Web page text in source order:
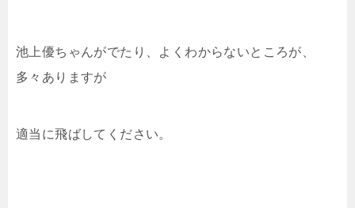
池上優ちゃんがでたり、よくわからないところが、
多々ありますが
適当に飛ばしてください。